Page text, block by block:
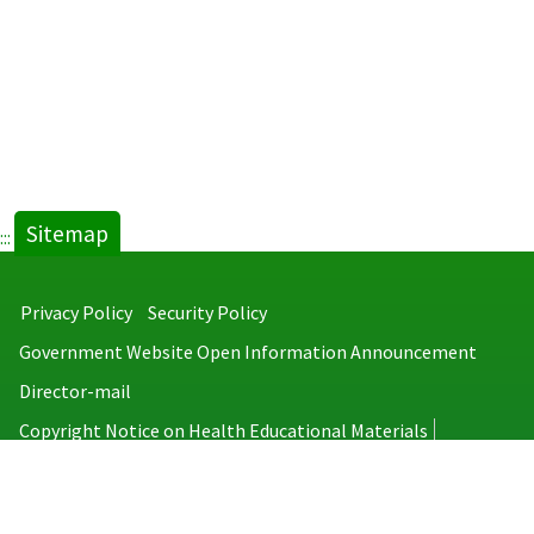
::: Sitemap
Privacy Policy
Security Policy
Government Website Open Information Announcement
Director-mail
Copyright Notice on Health Educational Materials